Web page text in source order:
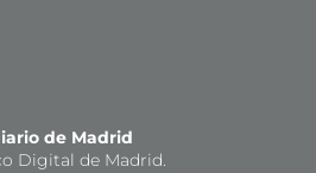
de Madrid
Digital de Madrid.